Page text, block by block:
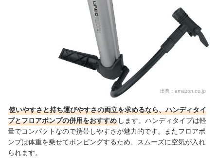
出典： amazon.co.jp
使いやすさと持ち運びやすさの両立を求めるなら、ハンディタイ
プとフロアポンプの併用をおすすめ します。ハンディタイプは軽
量でコンパクトなので携帯しやすさが魅力的です。
またフロアポ
ンプは体重を乗せてポンピングするため 、スムーズに空気が入れ
られます。